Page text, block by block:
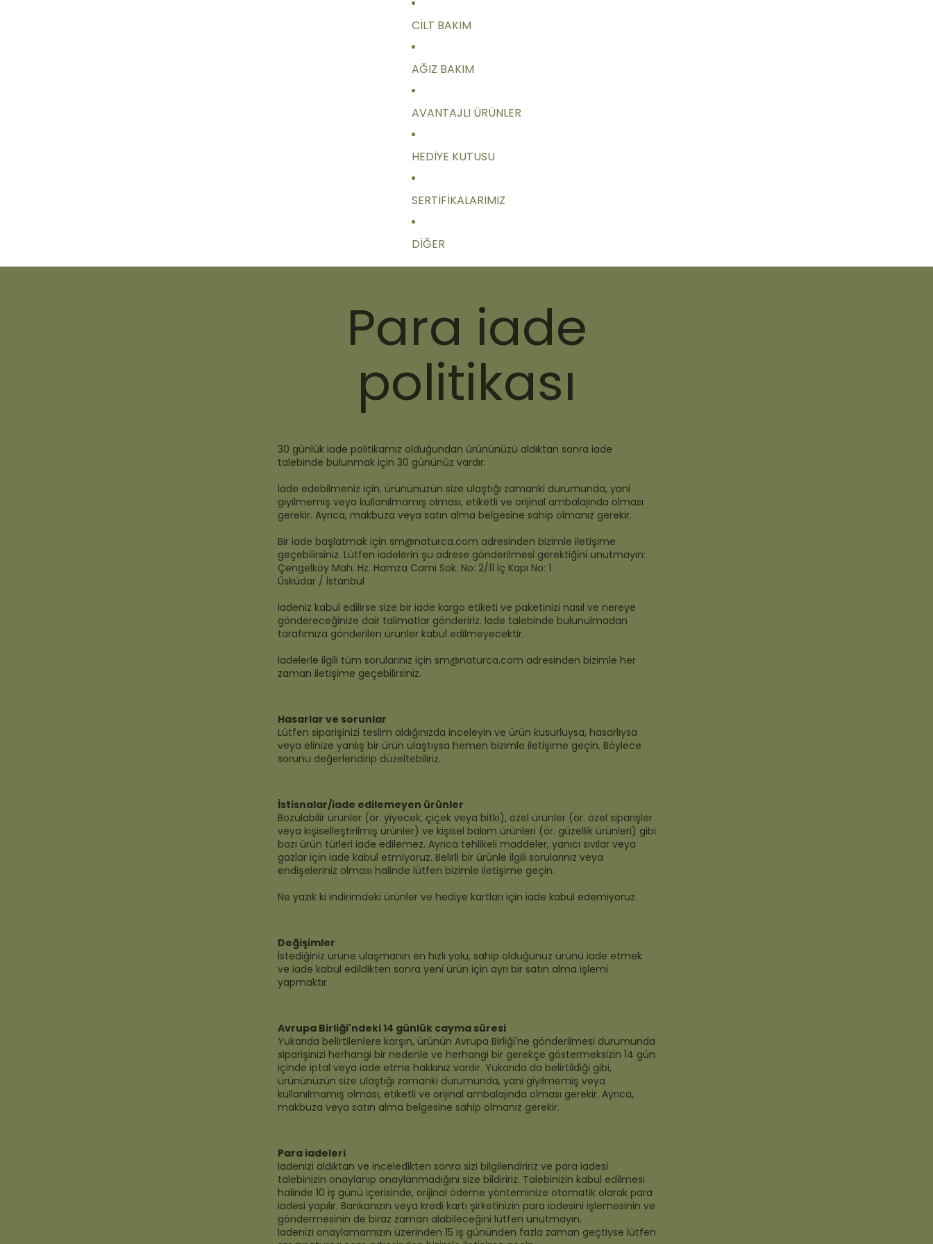
CILT BAKIM
AĞIZ BAKIM
AVANTAJLI ÜRÜNLER
HEDIYE KUTUSU
SERTIFIKALARIMIZ
DIĞER
Para iade
politikası
30 günlük iade politikamız olduğundan ürününüzü aldıktan sonra iade
talebinde bulunmak için 30 gününüz vardır.
İade edebilmeniz için, ürününüzün size ulaştığı zamanki durumunda, yani
giyilmemiş veya kullanılmamış olması, etiketli ve orijinal ambalajında olması
gerekir. Ayrıca, makbuza veya satın alma belgesine sahip olmanız gerekir.
Bir iade başlatmak için sm@naturca.com adresinden bizimle iletişime
geçebilirsiniz. Lütfen iadelerin şu adrese gönderilmesi gerektiğini unutmayın:
Çengelköy Mah. Hz. Hamza Cami Sok. No: 2/11 İç Kapı No: 1
Üsküdar / İstanbul
İadeniz kabul edilirse size bir iade kargo etiketi ve paketinizi nasıl ve nereye
göndereceğinize dair talimatlar göndeririz. İade talebinde bulunulmadan
tarafımıza gönderilen ürünler kabul edilmeyecektir.
İadelerle ilgili tüm sorularınız için sm@naturca.com adresinden bizimle her
zaman iletişime geçebilirsiniz.
Hasarlar ve sorunlar
Lütfen siparişinizi teslim aldığınızda inceleyin ve ürün kusurluysa, hasarlıysa
veya elinize yanlış bir ürün ulaştıysa hemen bizimle iletişime geçin. Böylece
sorunu değerlendirip düzeltebiliriz.
İstisnalar/iade edilemeyen ürünler
Bozulabilir ürünler (ör. yiyecek, çiçek veya bitki), özel ürünler (ör. özel siparişler
veya kişiselleştirilmiş ürünler) ve kişisel bakım ürünleri (ör. güzellik ürünleri) gibi
bazı ürün türleri iade edilemez. Ayrıca tehlikeli maddeler, yanıcı sıvılar veya
gazlar için iade kabul etmiyoruz. Belirli bir ürünle ilgili sorularınız veya
endişeleriniz olması halinde lütfen bizimle iletişime geçin.
Ne yazık ki indirimdeki ürünler ve hediye kartları için iade kabul edemiyoruz.
Değişimler
İstediğiniz ürüne ulaşmanın en hızlı yolu, sahip olduğunuz ürünü iade etmek
ve iade kabul edildikten sonra yeni ürün için ayrı bir satın alma işlemi
yapmaktır.
Avrupa Birliği'ndeki 14 günlük cayma süresi
Yukarıda belirtilenlere karşın, ürünün Avrupa Birliği'ne gönderilmesi durumunda
siparişinizi herhangi bir nedenle ve herhangi bir gerekçe göstermeksizin 14 gün
içinde iptal veya iade etme hakkınız vardır. Yukarıda da belirtildiği gibi,
ürününüzün size ulaştığı zamanki durumunda, yani giyilmemiş veya
kullanılmamış olması, etiketli ve orijinal ambalajında olması gerekir. Ayrıca,
makbuza veya satın alma belgesine sahip olmanız gerekir.
Para iadeleri
İadenizi aldıktan ve inceledikten sonra sizi bilgilendiririz ve para iadesi
talebinizin onaylanıp onaylanmadığını size bildiririz. Talebinizin kabul edilmesi
halinde 10 iş günü içerisinde, orijinal ödeme yönteminize otomatik olarak para
iadesi yapılır. Bankanızın veya kredi kartı şirketinizin para iadesini işlemesinin ve
göndermesinin de biraz zaman alabileceğini lütfen unutmayın.
İadenizi onaylamamızın üzerinden 15 iş gününden fazla zaman geçtiyse lütfen